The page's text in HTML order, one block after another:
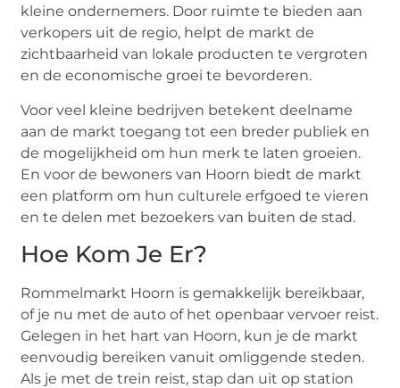
kleine ondernemers. Door ruimte te bieden aan
verkopers uit de regio, helpt de markt de
zichtbaarheid van lokale producten te vergroten
en de economische groei te bevorderen.
Voor veel kleine bedrijven betekent deelname
aan de markt toegang tot een breder publiek en
de mogelijkheid om hun merk te laten groeien.
En voor de bewoners van Hoorn biedt de markt
een platform om hun culturele erfgoed te vieren
en te delen met bezoekers van buiten de stad.
Hoe Kom Je Er?
Rommelmarkt Hoorn is gemakkelijk bereikbaar,
of je nu met de auto of het openbaar vervoer reist.
Gelegen in het hart van Hoorn, kun je de markt
eenvoudig bereiken vanuit omliggende steden.
Als je met de trein reist, stap dan uit op station